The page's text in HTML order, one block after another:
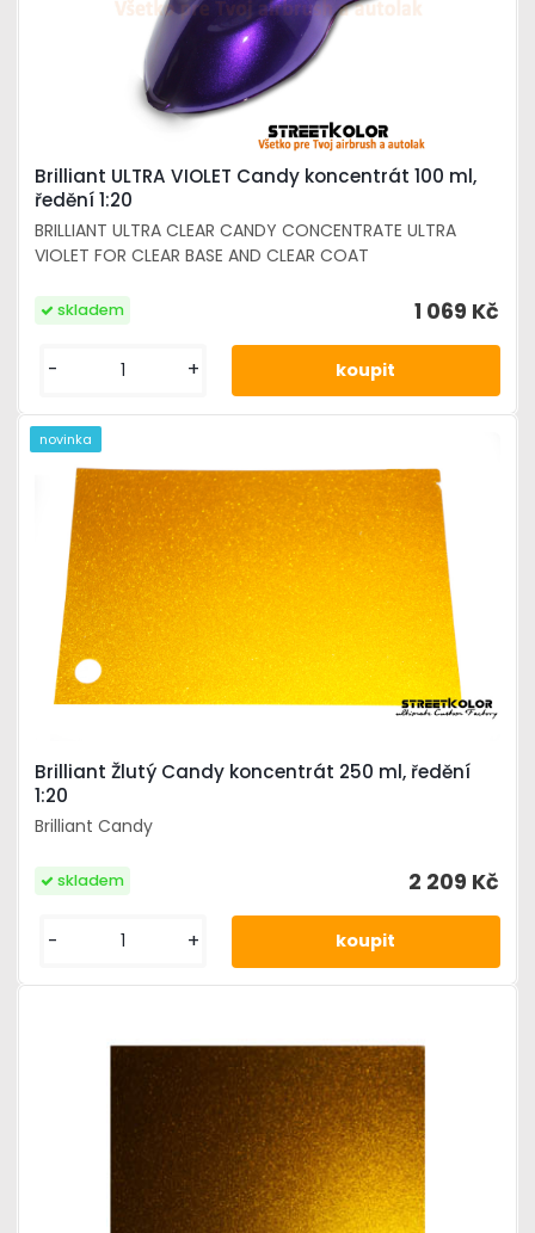
Brilliant ULTRA VIOLET Candy koncentrát 100 ml,
ředění 1:20
BRILLIANT ULTRA CLEAR CANDY CONCENTRATE ULTRA
VIOLET FOR CLEAR BASE AND CLEAR COAT
1 069 Kč
skladem
- +
Brilliant Žlutý Candy koncentrát 250 ml, ředění
1:20
Brilliant Candy
2 209 Kč
skladem
- +
novinka